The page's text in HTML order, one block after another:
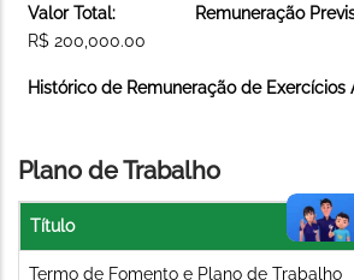
Valor Total:
R$ 200,000.00
Remuneração
Histórico de Remuneração de Exercícios
Plano de Trabalho
Título
Termo de Fomento e Plano de Trabalho